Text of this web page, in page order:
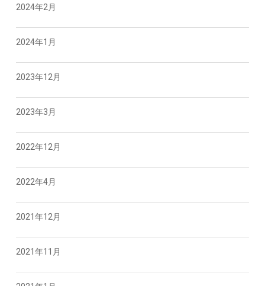
2024年2月
2024年1月
2023年12月
2023年3月
2022年12月
2022年4月
2021年12月
2021年11月